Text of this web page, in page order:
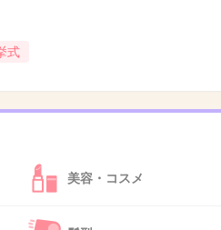
かないわあ…。
って海外行きたい…。
「行く」と返事をして
くい。
式
美容・コスメ